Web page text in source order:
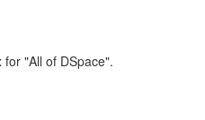
"All of DSpace".